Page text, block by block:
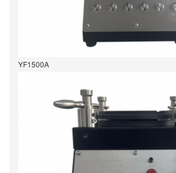
YF1500A